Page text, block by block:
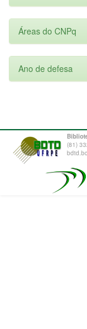
Áreas do CNPq
Ano de defesa
(81)